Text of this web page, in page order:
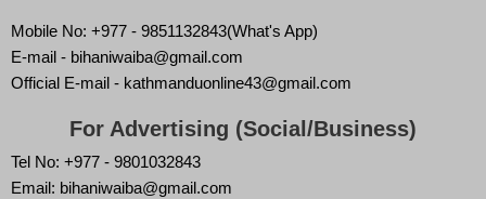
Mobile No: +977 - 9851132843(What's App)
E-mail - bihaniwaiba@gmail.com
Official E-mail - kathmanduonline43@gmail.com
For Advertising (Social/Business)
Tel No: +977 - 9801032843
Email: bihaniwaiba@gmail.com